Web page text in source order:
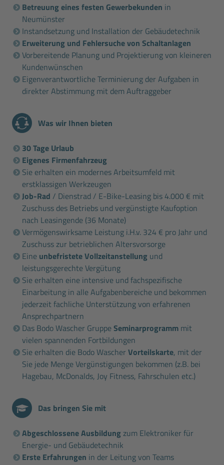
Betreuung eines festen Gewerbekunden in
Neumünster
Instandsetzung und Installation der Gebäudetechnik
Erweiterung und Fehlersuche von Schaltanlagen
Vorbereitende Planung und Projektierung von kleineren
Kundenwünschen
Eigenverantwortliche Terminierung der Aufgaben in
direkter Abstimmung mit dem Auftraggeber
Was wir Ihnen bieten
30 Tage Urlaub
Eigenes Firmenfahrzeug
Sie erhalten ein modernes Arbeitsumfeld mit
erstklassigen Werkzeugen
Job-Rad / Dienstrad / E-Bike-Leasing bis 4.000 € mit
Zuschuss des Betriebs und vergünstigte Kaufoption
nach Leasingende (36 Monate)
Vermögenswirksame Leistung i.H.v. 324 € pro Jahr und
Zuschuss zur betrieblichen Altersvorsorge
Eine unbefristete Vollzeitanstellung und
leistungsgerechte Vergütung
Sie erhalten eine intensive und fachspezifische
Einarbeitung in alle Aufgabenbereiche und bekommen
jederzeit fachliche Unterstützung von erfahrenen
Ansprechpartnern
Das Bodo Wascher GruppeSeminarprogramm mit
vielen spannenden Fortbildungen
Sie erhalten die Bodo Wascher Vorteilskarte, mit der
Sie jede Menge Vergünstigungen bekommen (z.B. bei
Hagebau, McDonalds, Joy Fitness, Fahrschulen etc.)
Das bringen Sie mit
Abgeschlossene Ausbildung zum Elektroniker für
Energie- und Gebäudetechnik
Erste Erfahrungen in der Leitung von Teams